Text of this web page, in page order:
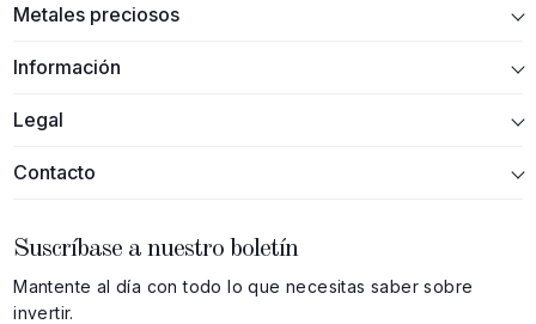
Metales preciosos
Información
Legal
Contacto
Suscríbase a nuestro boletín
Mantente al día con todo lo que necesitas saber sobre
invertir.